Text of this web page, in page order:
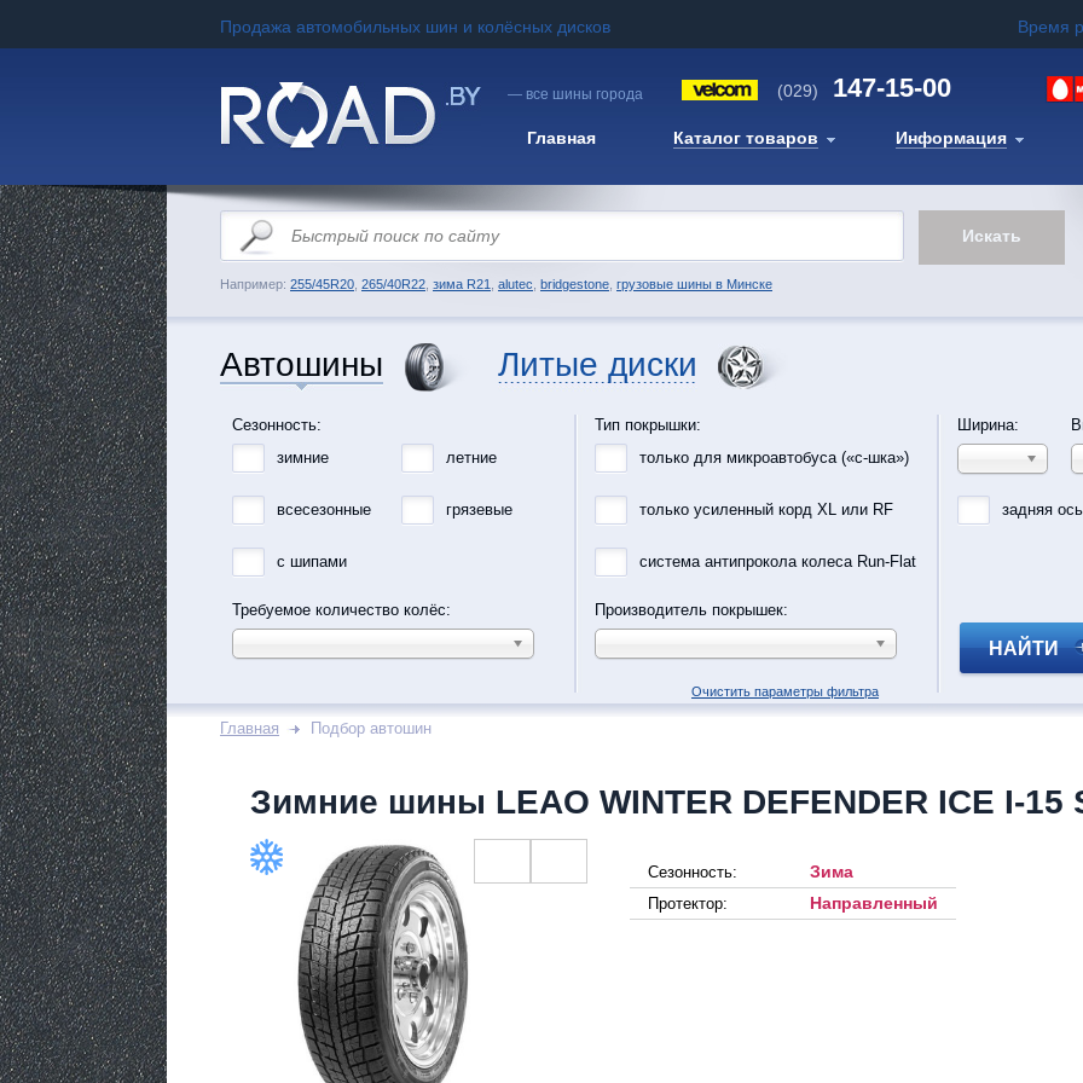
Продажа автомобильных шин и колёсных дисков Время
— все шины города (029) 147-15-00
Главная Каталог товаров Информация
Например: 255/45R20 265/40R22 зима R21 alutec bridgestone грузовые шины в Минске
Автошины Литые диски
Сезонность:
зимние
летние
всесезонные грязевые
с шипами
Требуемое количество колёс:
Тип покрышки:
только для микроавтобуса («с-шка»)
только усиленный корд XL или RF
система антипрокола колеса Run-Flat
Производитель покрышек:
Ширина:
задняя
НАЙТИ
Очистить параметры фильтра
Главная Подбор автошин
Зимние шины LEAO WINTER DEFENDER ICE I-15
Сезонность: Зима
Протектор: Направленный